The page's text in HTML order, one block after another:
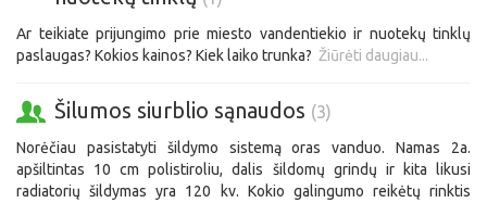
Ar teikiate prijungimo prie miesto vandentiekio ir nuotekų tinklų
paslaugas? Kokios kainos? Kiek laiko trunka? Žiūrėti daugiau...
Šilumos siurblio sąnaudos (3)
Norėčiau pasistatyti šildymo sistemą oras vanduo. Namas 2a.
apšiltintas 10 cm polistiroliu, dalis šildomų grindų ir kita likusi
radiatorių šildymas yra 120 kv. Kokio galingumo reikėtų rinktis